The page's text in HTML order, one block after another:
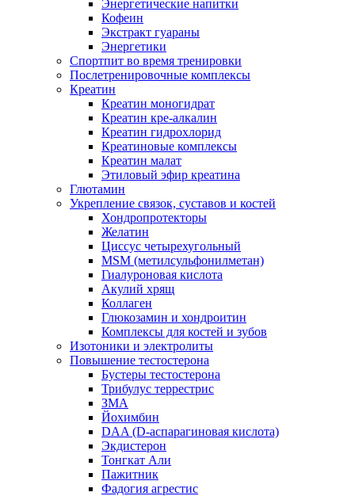
Энергетические напитки
Кофеин
Экстракт гуараны
Энергетики
Спортпит во время тренировки
Послетренировочные комплексы
Креатин
Креатин моногидрат
Креатин кре-алкалин
Креатин гидрохлорид
Креатиновые комплексы
Креатин малат
Этиловый эфир креатина
Глютамин
Укрепление связок, суставов и костей
Хондропротекторы
Желатин
Циссус четырехугольный
MSM (метилсульфонилметан)
Гиалуроновая кислота
Акулий хрящ
Коллаген
Глюкозамин и хондроитин
Комплексы для костей и зубов
Изотоники и электролиты
Повышение тестостерона
Бустеры тестостерона
Трибулус террестрис
ЗМА
Йохимбин
DAA (D-аспарагиновая кислота)
Экдистерон
Тонгкат Али
Пажитник
Фадогия агрестис